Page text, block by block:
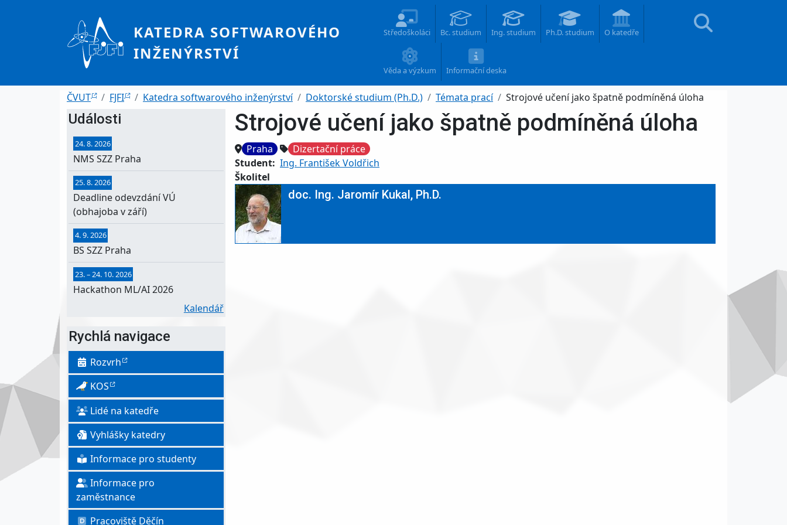
KATEDRA SOFTWAROVÉHO
INŽENÝRSTVÍ
Main navigation
Středoškoláci Bc. studium Ing. studium Ph.D. studium O katedře
Věda a výzkum Informační deska
Drobečková navigace
ČVUT FJFI Katedra softwarového inženýrství Doktorské studium (Ph.D.) Témata prací Strojové učení jako špatně podmíněná úloha
Události
NMS SZZ Praha
24. 8. 2026
Deadline odevzdání VÚ
(obhajoba v září)
25. 8. 2026
BS SZZ Praha
4. 9. 2026
Hackathon ML/AI 2026
23.–24. 10. 2026
Kalendář
Rychlá navigace
Rozvrh
KOS
Lidé na katedře
Vyhlášky katedry
Informace pro studenty
Informace pro
zaměstnance
Pracoviště Děčín
Strojové učení jako špatně podmíněná úloha
MístoPraha TagsDizertační práce
Student Ing. František Voldřich
Školitel
doc. Ing. Jaromír Kukal, Ph.D.